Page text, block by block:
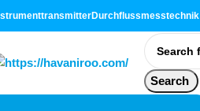
transmitterDurchflussmesstechnik
Search